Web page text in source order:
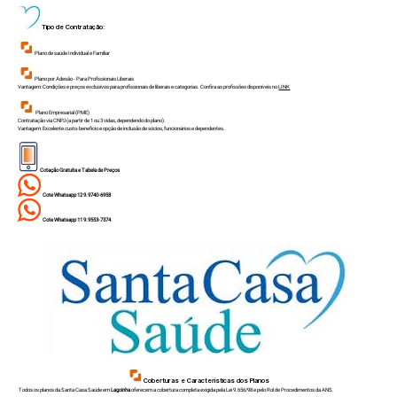
Tipo de Contratação:
Plano de saúde Individual e Familiar
Plano por Adesão - Para Profissionais Liberais
Vantagem: Condições e preços exclusivos para profissionais de liberais e categorias. Confira as profissões disponíveis noLINK
Plano Empresarial (PME)
Contratação via CNPJ (a partir de 1 ou 3 vidas, dependendo do plano).
Vantagem: Excelente custo-benefício e opção de inclusão de sócios, funcionários e dependentes.
Cotação Gratuita e Tabela de Preços
Cote Whatsapp 12 9.9740-6958
Cote Whatsapp 11 9.9553-7374
Coberturas e Características dos Planos
Todos os planos da Santa Casa Saúde emLagoinhaoferecem a cobertura completa exigida pela Lei 9.656/98 e pelo Rol de Procedimentos da ANS.